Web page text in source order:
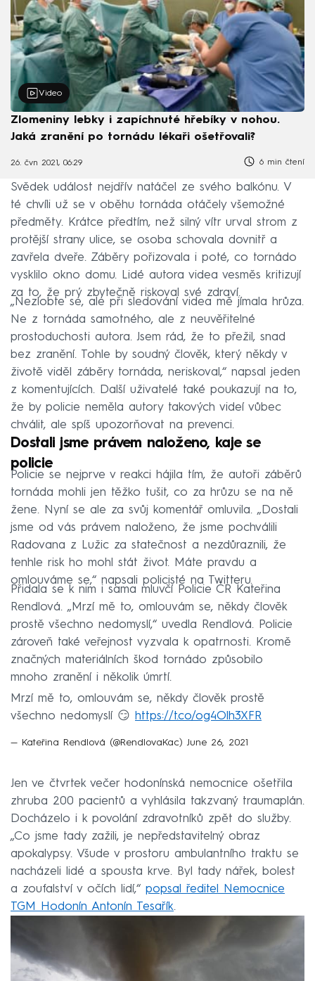
Video
Zlomeniny lebky i zapíchnuté hřebíky v nohou.
Jaká zranění po tornádu lékaři ošetřovali?
26. čvn 2021, 06:29 6 min čtení
Svědek událost nejdřív natáčel ze svého balkónu. V
té chvíli už se v oběhu tornáda otáčely všemožné
předměty. Krátce předtím, než silný vítr urval strom z
protější strany ulice, se osoba schovala dovnitř a
zavřela dveře. Záběry pořizovala i poté, co tornádo
vysklilo okno domu. Lidé autora videa vesměs kritizují
za to, že prý zbytečně riskoval své zdraví.
„Nezlobte se, ale při sledování videa mě jímala hrůza.
Ne z tornáda samotného, ale z neuvěřitelné
prostoduchosti autora. Jsem rád, že to přežil, snad
bez zranění. Tohle by soudný člověk, který někdy v
životě viděl záběry tornáda, neriskoval,“ napsal jeden
z komentujících. Další uživatelé také poukazují na to,
že by policie neměla autory takových videí vůbec
chválit, ale spíš upozorňovat na prevenci.
Dostali jsme právem naloženo, kaje se
policie
Policie se nejprve v reakci hájila tím, že autoři záběrů
tornáda mohli jen těžko tušit, co za hrůzu se na ně
žene. Nyní se ale za svůj komentář omluvila. „Dostali
jsme od vás právem naloženo, že jsme pochválili
Radovana z Lužic za statečnost a nezdůraznili, že
tenhle risk ho mohl stát život. Máte pravdu a
omlouváme se,“ napsali policisté na Twitteru.
Přidala se k nim i sama mluvčí Policie ČR Kateřina
Rendlová. „Mrzí mě to, omlouvám se, někdy člověk
prostě všechno nedomyslí,“ uvedla Rendlová. Policie
zároveň také veřejnost vyzvala k opatrnosti. Kromě
značných materiálních škod tornádo způsobilo
mnoho zranění i několik úmrtí.
Mrzí mě to, omlouvám se, někdy člověk prostě
všechno nedomyslí 😏 https://t.co/og4Olh3XFR
— Kateřina Rendlová (@RendlovaKac) June 26, 2021
Jen ve čtvrtek večer hodonínská nemocnice ošetřila
zhruba 200 pacientů a vyhlásila takzvaný traumaplán.
Docházelo i k povolání zdravotníků zpět do služby.
„Co jsme tady zažili, je nepředstavitelný obraz
apokalypsy. Všude v prostoru ambulantního traktu se
nacházeli lidé a spousta krve. Byl tady nářek, bolest
a zoufalství v očích lidí,“ popsal ředitel Nemocnice
TGM Hodonín Antonín Tesařík.